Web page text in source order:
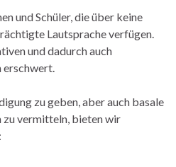
und Schüler, die über keine
Lautsprache verfügen.
und dadurch auch
zu geben, aber auch basale
vermitteln, bieten wir